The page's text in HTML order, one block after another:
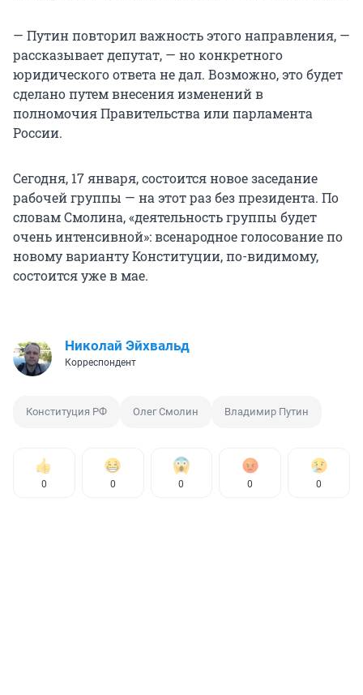
— Путин повторил важность этого направления, —
рассказывает депутат, — но конкретного
юридического ответа не дал. Возможно, это будет
сделано путем внесения изменений в
полномочия Правительства или парламента
России.
Сегодня, 17 января, состоится новое заседание
рабочей группы — на этот раз без президента. По
словам Смолина, «деятельность группы будет
очень интенсивной»: всенародное голосование по
новому варианту Конституции, по-видимому,
состоится уже в мае.
Николай Эйхвальд
Корреспондент
Конституция РФ Олег Смолин Владимир Путин
0 0 0 0 0